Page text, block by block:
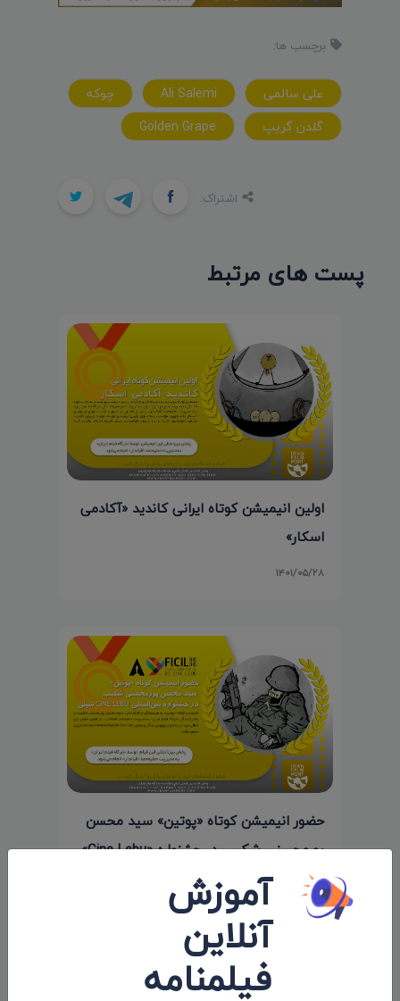
برچسب ها:
علی سالمی Ali Salemi
چوکه
گلدن گریپ
Golden Grape
اشتراک:
پست های مرتبط
اولین انیمیشن کوتاه ایرانی کاندید «آکادمی
اسکار»
۱۴۰۱/۰۵/۲۸
حضور انیمیشن کوتاه «پوتین» سید محسن
پورمحسنی شکیب در جشنواره «Cine Lebu»
شیلی
۱۴۰۰/۱۱/۱۳ آموزش
آنلاین
فیلمنامه